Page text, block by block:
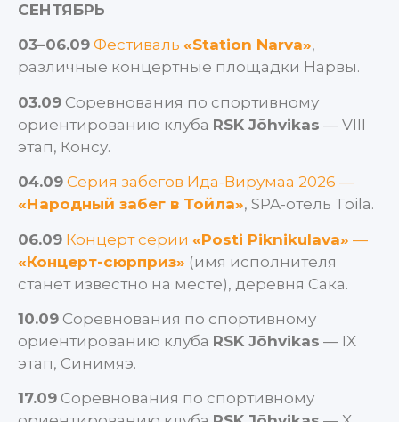
СЕНТЯБРЬ
03–06.09 Фестиваль «Station Narva»,
различные концертные площадки Нарвы.
03.09 Соревнования по спортивному
ориентированию клуба RSK Jõhvikas — VIII
этап, Консу.
04.09 Серия забегов Ида-Вирумаа 2026 —
«Народный забег в Тойла», SPA-отель Toila.
06.09 Концерт серии «Posti Piknikulava» —
«Концерт-сюрприз» (имя исполнителя
станет известно на месте), деревня Сака.
10.09 Соревнования по спортивному
ориентированию клуба RSK Jõhvikas — IX
этап, Синимяэ.
17.09 Соревнования по спортивному